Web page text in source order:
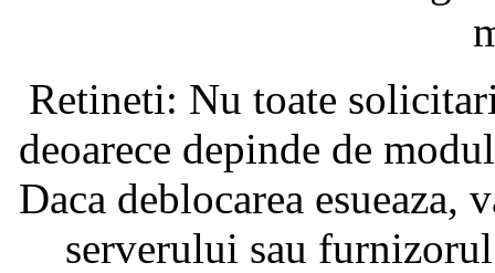
Retineti: Nu toate
deoarece depinde de
Daca deblocarea
serverului sau